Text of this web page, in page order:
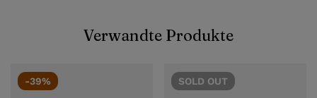
Verwandte Produkte
-39% SOLD OUT